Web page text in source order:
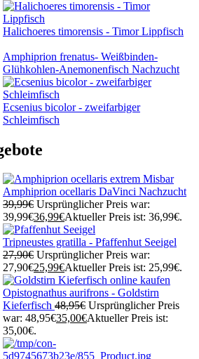
Halichoeres timorensis - Timor Lippfisch
Amphiprion frenatus- Weißbinden-
Glühkohlen-Anemonenfisch Nachzucht
Ecsenius bicolor - zweifarbiger
Schleimfisch
Amphiprion ocellaris DaVinci Nachzucht
39,99€ Ursprünglicher Preis war:
39,99€36,99€Aktueller Preis ist: 36,99€.
Tripneustes gratilla - Pfaffenhut Seeigel
27,90€ Ursprünglicher Preis war:
27,90€25,99€Aktueller Preis ist: 25,99€.
Opistognathus aurifrons - Goldstirn
Kieferfisch 48,95€ Ursprünglicher Preis
war: 48,95€35,00€Aktueller Preis ist:
35,00€.